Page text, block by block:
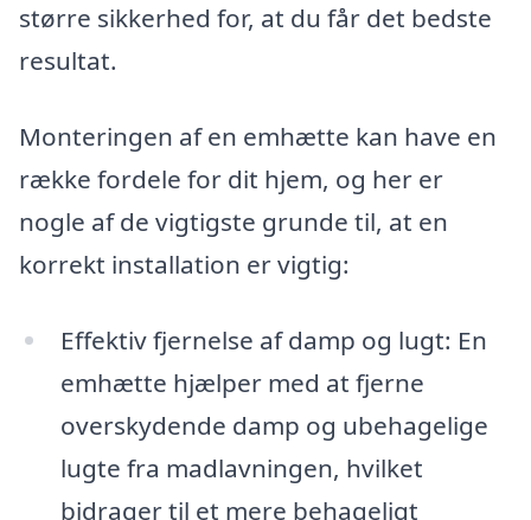
større sikkerhed for, at du får det bedste
resultat.
Monteringen af en emhætte kan have en
række fordele for dit hjem, og her er
nogle af de vigtigste grunde til, at en
korrekt installation er vigtig:
Effektiv fjernelse af damp og lugt: En
emhætte hjælper med at fjerne
overskydende damp og ubehagelige
lugte fra madlavningen, hvilket
bidrager til et mere behageligt